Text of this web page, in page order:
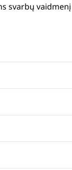
svarbų vaidmenį